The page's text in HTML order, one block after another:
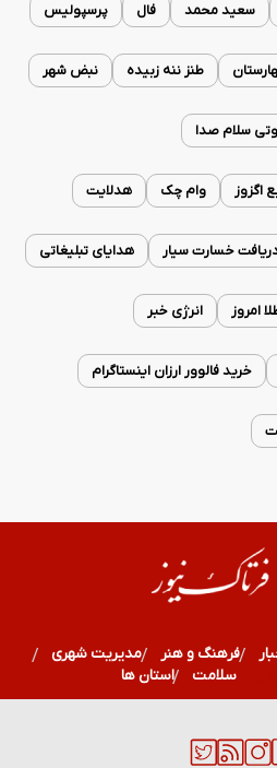
سعید محمد فال پرسپولیس
طنز ننه زبیده نبض شهر
سلام صدا
اگزوز وام چک هدلایت
دریافت خسارت سیار هدایای تبلیغاتی
امروز انرژی خبر
خرید فالوور ارزان اینستاگرام
فرهنگ و هنر
مدیریت شهری
سلامت استان ها